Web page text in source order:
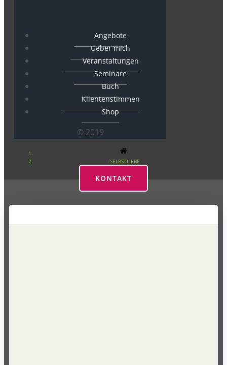
Angebote
Ueber mich
Veranstaltungen
Seminare
Buch
Klientenstimmen
Shop
© 2019
SELBSTLIEBE
KONTAKT